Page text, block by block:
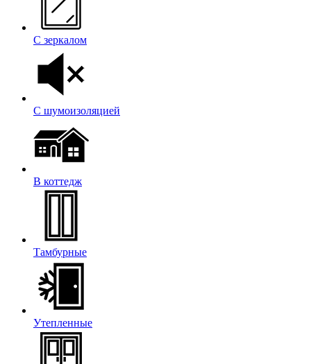
С зеркалом
С шумоизоляцией
В коттедж
Тамбурные
Утепленные